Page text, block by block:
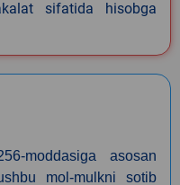
sifatida hisobga
moddasiga asosan
mol-mulkni sotib